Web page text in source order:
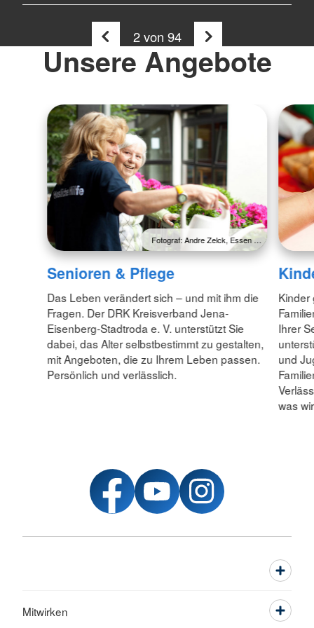
2von 94
Unsere Angebote
Fotograf: Andre Zelck, Essen …
Senioren & Pflege
Das Leben verändert sich – und mit ihm die
Fragen. Der DRK Kreisverband Jena-
Eisenberg-Stadtroda e. V. unterstützt Sie
dabei, das Alter selbstbestimmt zu gestalten,
mit Angeboten, die zu Ihrem Leben passen.
Persönlich und verlässlich.
Kinder
Ihrer
und
was
Mitwirken